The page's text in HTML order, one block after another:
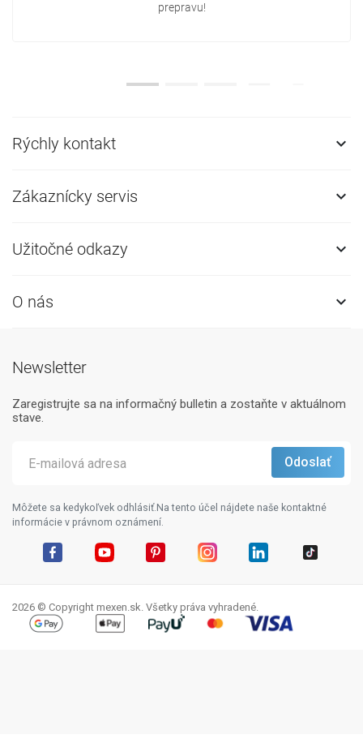
prepravu!
Rýchly kontakt 
Zákaznícky servis 
Užitočné odkazy 
O nás 
Newsletter
Zaregistrujte sa na informačný bulletin a zostaňte v aktuálnom
stave.
Môžete sa kedykoľvek odhlásiť.Na tento účel nájdete naše kontaktné
informácie v právnom oznámení.
2026 © Copyright mexen.sk. Všetky práva vyhradené.